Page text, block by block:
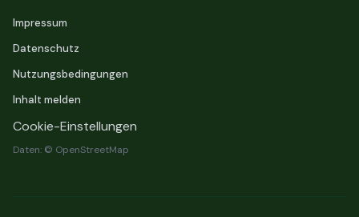
Impressum
Datenschutz
Nutzungsbedingungen
Inhalt melden
Cookie-Einstellungen
Daten: © OpenStreetMap